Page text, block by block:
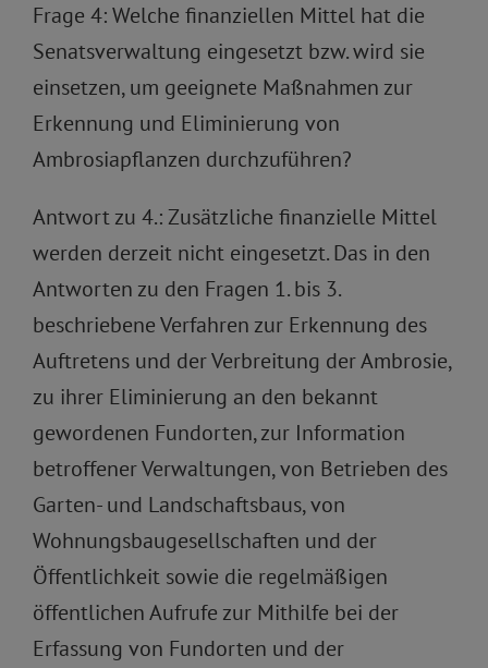
Frage 4: Welche finanziellen Mittel hat die
Senatsverwaltung eingesetzt bzw. wird sie
einsetzen, um geeignete Maßnahmen zur
Erkennung und Eliminierung von
Ambrosiapflanzen durchzuführen?
Antwort zu 4.: Zusätzliche finanzielle Mittel
werden derzeit nicht eingesetzt. Das in den
Antworten zu den Fragen 1. bis 3.
beschriebene Verfahren zur Erkennung des
Auftretens und der Verbreitung der Ambrosie,
zu ihrer Eliminierung an den bekannt
gewordenen Fundorten, zur Information
betroffener Verwaltungen, von Betrieben des
Garten- und Landschaftsbaus, von
Wohnungsbaugesellschaften und der
Öffentlichkeit sowie die regelmäßigen
öffentlichen Aufrufe zur Mithilfe bei der
Erfassung von Fundorten und der